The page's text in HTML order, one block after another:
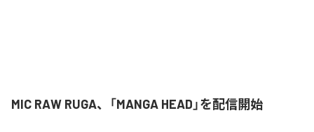
MIC RAW RUGA、「MANGA HEAD」を配信開始